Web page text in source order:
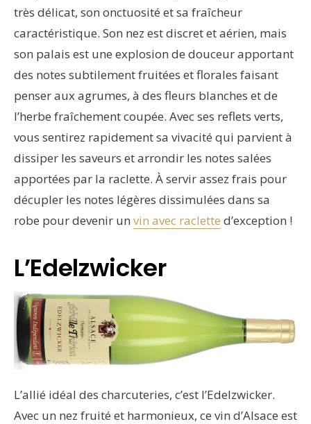
très délicat, son onctuosité et sa fraîcheur
caractéristique. Son nez est discret et aérien, mais
son palais est une explosion de douceur apportant
des notes subtilement fruitées et florales faisant
penser aux agrumes, à des fleurs blanches et de
l’herbe fraîchement coupée. Avec ses reflets verts,
vous sentirez rapidement sa vivacité qui parvient à
dissiper les saveurs et arrondir les notes salées
apportées par la raclette. À servir assez frais pour
décupler les notes légères dissimulées dans sa
robe pour devenir un vin avec raclette d’exception !
L’Edelzwicker
L’allié idéal des charcuteries, c’est l’Edelzwicker.
Avec un nez fruité et harmonieux, ce vin d’Alsace est